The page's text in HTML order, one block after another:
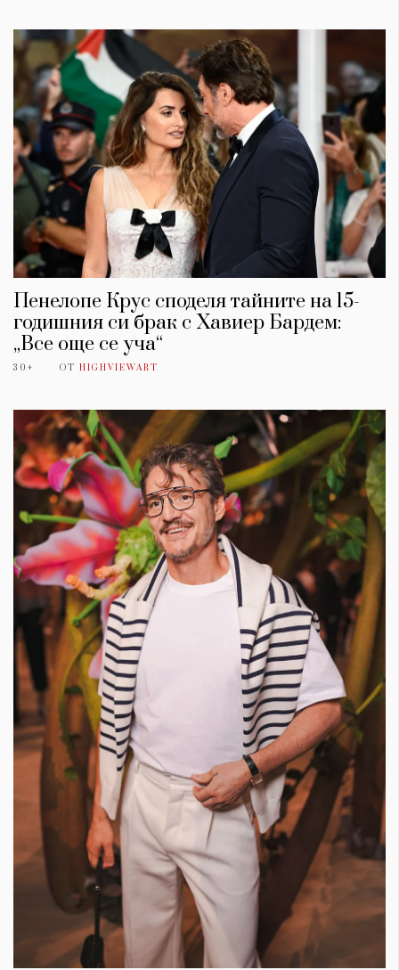
Пенелопе Крус споделя тайните на 15-
годишния си брак с Хавиер Бардем:
„Все още се уча“
30+ ОТ HIGHVIEWART